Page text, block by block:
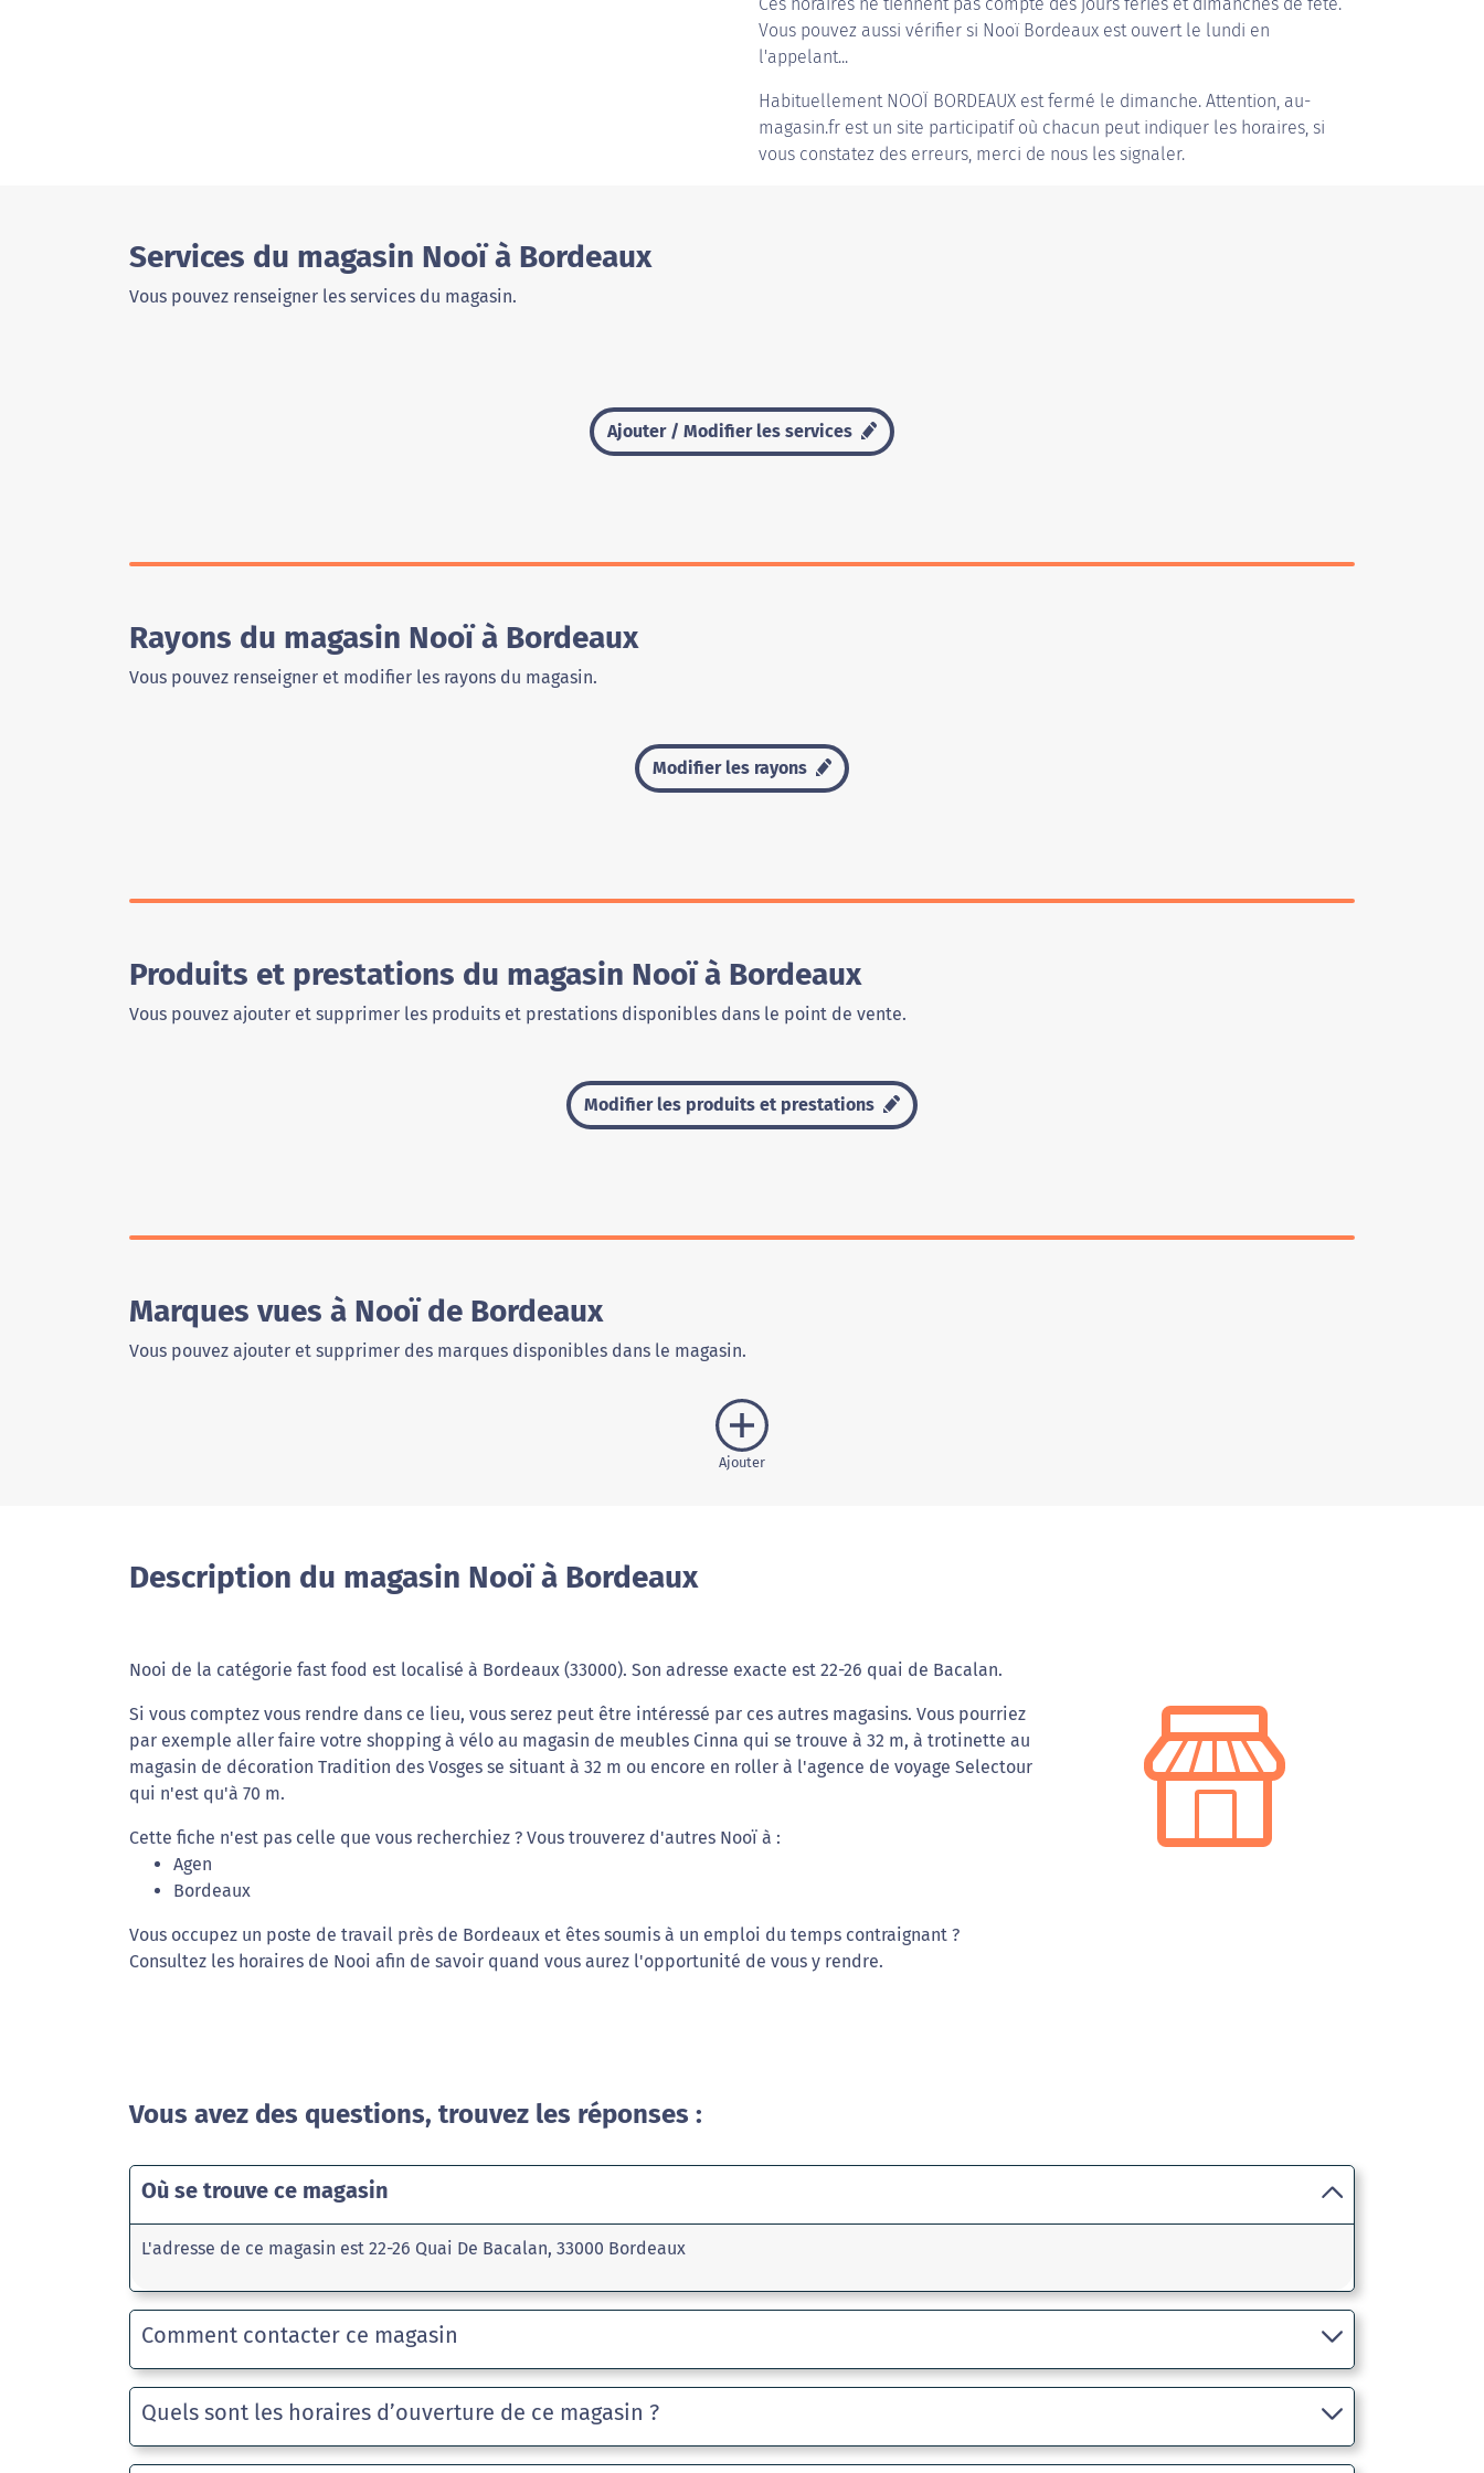
Vous pouvez aussi vérifier si Nooï Bordeaux est ouvert le lundi en
l'appelant...
Habituellement NOOÏ BORDEAUX est fermé le dimanche. Attention, au-
magasin.fr est un site participatif où chacun peut indiquer les horaires, si
vous constatez des erreurs, merci de nous les signaler.
Services du magasin Nooï à Bordeaux
Vous pouvez renseigner les services du magasin.
Ajouter / Modifier les services
Rayons du magasin Nooï à Bordeaux
Vous pouvez renseigner et modifier les rayons du magasin.
Modifier les rayons
Produits et prestations du magasin Nooï à Bordeaux
Vous pouvez ajouter et supprimer les produits et prestations disponibles dans le point de vente.
Modifier les produits et prestations
Marques vues à Nooï de Bordeaux
Vous pouvez ajouter et supprimer des marques disponibles dans le magasin.
Ajouter
Description du magasin Nooï à Bordeaux
Nooi de la catégorie fast food est localisé à Bordeaux (33000). Son adresse exacte est 22-26 quai de Bacalan.
Si vous comptez vous rendre dans ce lieu, vous serez peut être intéressé par ces autres magasins. Vous pourriez
par exemple aller faire votre shopping à vélo au magasin de meubles Cinna qui se trouve à 32 m, à trotinette au
magasin de décoration Tradition des Vosges se situant à 32 m ou encore en roller à l'agence de voyage Selectour
qui n'est qu'à 70 m.
Cette fiche n'est pas celle que vous recherchiez ? Vous trouverez d'autres Nooï à :
Agen
Bordeaux
Vous occupez un poste de travail près de Bordeaux et êtes soumis à un emploi du temps contraignant ?
Consultez les horaires de Nooi afin de savoir quand vous aurez l'opportunité de vous y rendre.
Vous avez des questions, trouvez les réponses :
Où se trouve ce magasin
L'adresse de ce magasin est 22-26 Quai De Bacalan, 33000 Bordeaux
Comment contacter ce magasin
Quels sont les horaires d’ouverture de ce magasin ?